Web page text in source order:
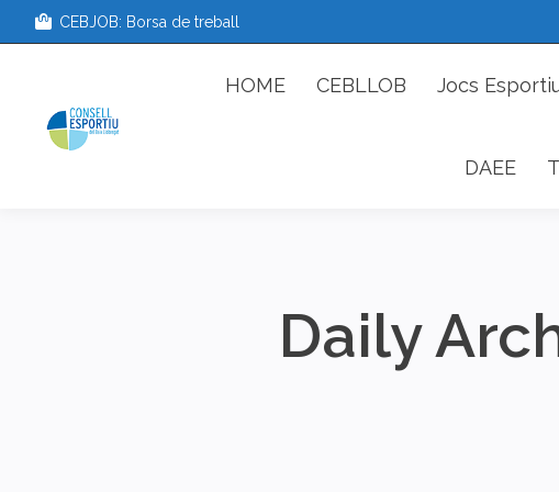
CEBJOB: Borsa de treball
HOME CEBLLOB Jocs
DAEE
Daily